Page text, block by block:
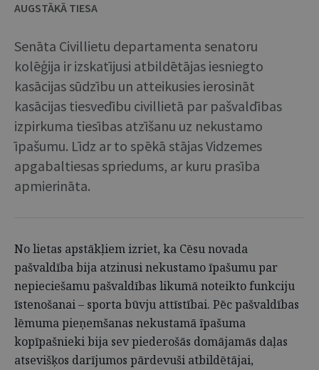
AUGSTĀKĀ TIESA
Senāta Civillietu departamenta senatoru
kolēģija ir izskatījusi atbildētājas iesniegto
kasācijas sūdzību un atteikusies ierosināt
kasācijas tiesvedību civillietā par pašvaldības
izpirkuma tiesības atzīšanu uz nekustamo
īpašumu. Līdz ar to spēkā stājas Vidzemes
apgabaltiesas spriedums, ar kuru prasība
apmierināta.
No lietas apstākļiem izriet, ka Cēsu novada
pašvaldība bija atzinusi nekustamo īpašumu par
nepieciešamu pašvaldības likumā noteikto funkciju
īstenošanai – sporta būvju attīstībai. Pēc pašvaldības
lēmuma pieņemšanas nekustamā īpašuma
kopīpašnieki bija sev piederošās domājamās daļas
atsevišķos darījumos pārdevuši atbildētājai,